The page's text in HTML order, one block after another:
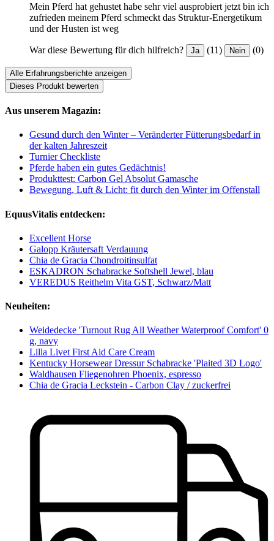
Mein Pferd hat gehustet habe sehr viel ausprobiert jetzt bin ich
zufrieden meinem Pferd schmeckt das Struktur-Energetikum
und der Husten ist weg
War diese Bewertung für dich hilfreich? Ja (11) Nein (0)
Alle Erfahrungsberichte anzeigen
Dieses Produkt bewerten
Aus unserem Magazin:
Gesund durch den Winter – Veränderter Fütterungsbedarf in
der kalten Jahreszeit
Turnier Checkliste
Pferde haben ein gutes Gedächtnis!
Produkttest: Carbon Gel Absolut Gamasche
Bewegung, Luft & Licht: fit durch den Winter im Offenstall
EquusVitalis entdecken:
Excellent Horse
Galopp Kräutersaft Verdauung
Chia de Gracia Chondroitinsulfat
ESKADRON Schabracke Softshell Jewel, blau
VEREDUS Reithelm Vita GST, Schwarz/Matt
Neuheiten:
Weidedecke 'Turnout Rug All Weather Waterproof Comfort' 0
g, navy
Lilla Livet First Aid Care Cream
Kentucky Horsewear Dressur Schabracke 'Plaited 3D Logo'
Waldhausen Fliegenohren Phoenix, espresso
Chia de Gracia Leckstein - Carbon Clay / zuckerfrei